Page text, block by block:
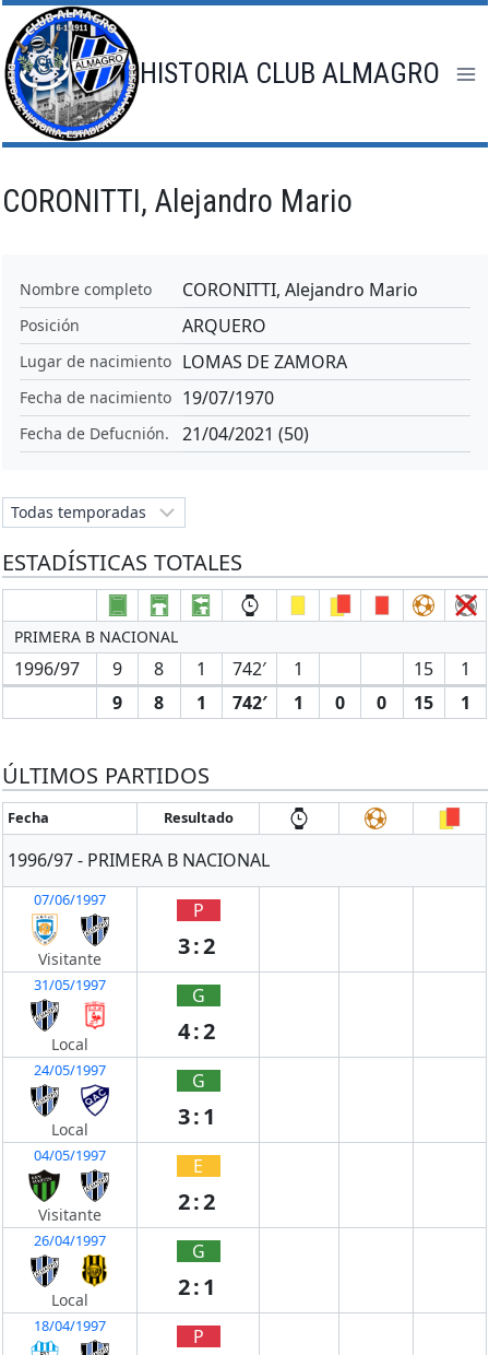
Saltar
al
contenido
HISTORIA CLUB ALMAGRO
CORONITTI, Alejandro Mario
Nombre completo CORONITTI, Alejandro Mario
Posición ARQUERO
Lugar de nacimiento LOMAS DE ZAMORA
Fecha de nacimiento 19/07/1970
Fecha de Defucnión. 21/04/2021 (50)
ESTADÍSTICAS TOTALES
PRIMERA B NACIONAL
1996/97 9 8 1 742′ 1 15
1
9
8 1 742′ 1 0 0 15 1
ÚLTIMOS PARTIDOS
Fecha Resultado
1996/97 - PRIMERA B NACIONAL
07/06/1997
Visitante
P
3:2
31/05/1997
Local
G
4:2
24/05/1997
Local
G
3:1
04/05/1997
Visitante
E
2:2
26/04/1997
Local
G
2:1
18/04/1997 P